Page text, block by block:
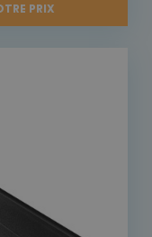
PRIX